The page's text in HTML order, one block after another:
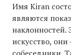
Имя Kiran
являются
искусство,
собеседники.